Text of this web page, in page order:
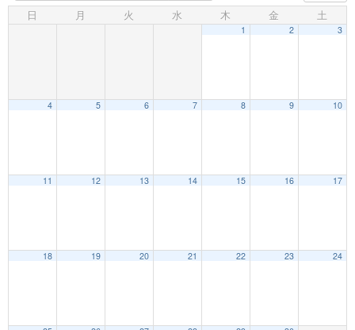
日 月 火 水 木 金 土
1 2 3
4 5 6 7 8 9 10
11 12 13 14 15 16 17
18 19 20 21 22 23 24